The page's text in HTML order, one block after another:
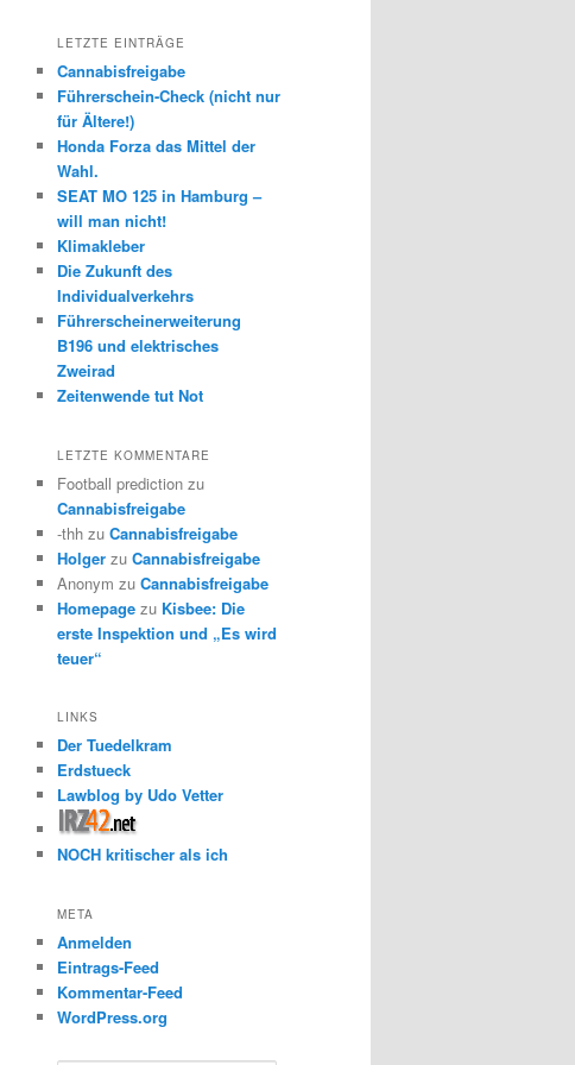
LETZTE EINTRÄGE
Cannabisfreigabe
Führerschein-Check (nicht nur
für Ältere!)
Honda Forza das Mittel der
Wahl.
SEAT MO 125 in Hamburg –
will man nicht!
Klimakleber
Die Zukunft des
Individualverkehrs
Führerscheinerweiterung
B196 und elektrisches
Zweirad
Zeitenwende tut Not
LETZTE KOMMENTARE
Football prediction zu
Cannabisfreigabe
-thh zu Cannabisfreigabe
Holger zu Cannabisfreigabe
Anonym zu Cannabisfreigabe
Homepage zu Kisbee: Die
erste Inspektion und „Es wird
teuer“
LINKS
Der Tuedelkram
Erdstueck
Lawblog by Udo Vetter
NOCH kritischer als ich
META
Anmelden
Eintrags-Feed
Kommentar-Feed
WordPress.org